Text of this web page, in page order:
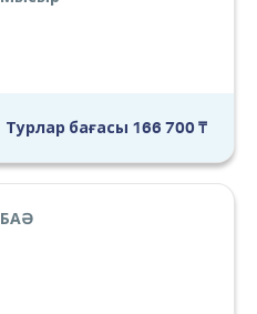
Турлар бағасы 166 700 ₸
БАӘ